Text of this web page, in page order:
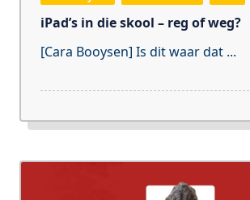
iPad’s in die skool – reg of weg?
[Cara Booysen] Is dit waar dat ...